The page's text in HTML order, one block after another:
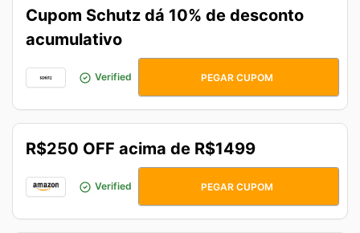
Cupom Schutz dá 10% de desconto
acumulativo
Verified BACK10
PEGAR CUPOM
R$250 OFF acima de R$1499
Verified JUNTOSPRIME
PEGAR CUPOM